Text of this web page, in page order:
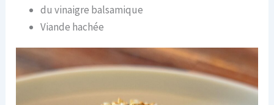
du vinaigre balsamique
Viande hachée